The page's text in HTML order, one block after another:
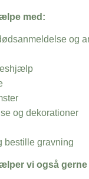
med:
og
og dekorationer
bestille gravning
vi også gerne